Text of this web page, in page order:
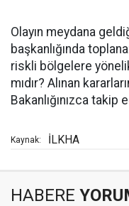
Olayın meydana
başkanlığında
riskli bölgelere
mıdır? Alınan
Bakanlığınızca takip
Kaynak: İLKHA
HABERE